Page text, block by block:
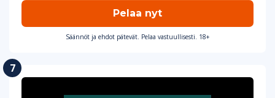
Pelaa nyt
Säännöt ja ehdot pätevät. Pelaa vastuullisesti. 18+